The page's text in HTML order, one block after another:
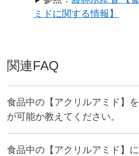
ミドに関する情報】
関連FAQ
食品中の【アクリルアミド】
が可能か教えてください。
食品中の【アクリルアミド】